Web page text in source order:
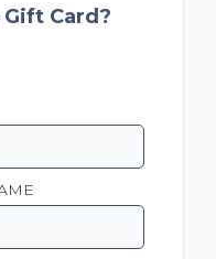
Gift Card?